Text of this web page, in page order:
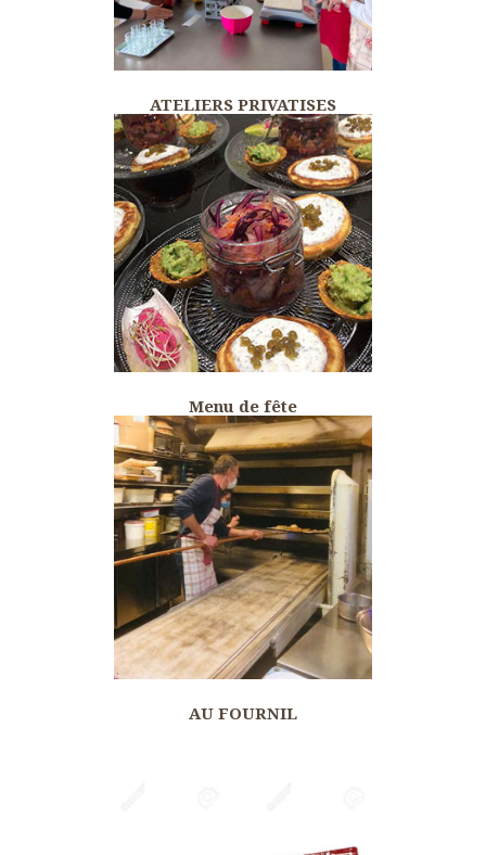
ATELIERS PRIVATISES
Menu de fête
AU FOURNIL